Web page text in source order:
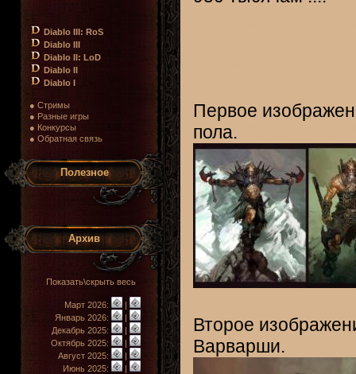
Diablo III: RoS
Diablo III
Diablo II: LoD
Diablo II
Diablo I
● Стримы
● Разные игры
● Конкурсы
● Обратная связь
Полезное
Архив
Показать\скрыть весь
Март 2026:
|
Январь 2026:
|
Декабрь 2025:
|
Октябрь 2025:
|
Август 2025:
|
Июнь 2025:
|
Первое
пола.
Второе
Варварши.